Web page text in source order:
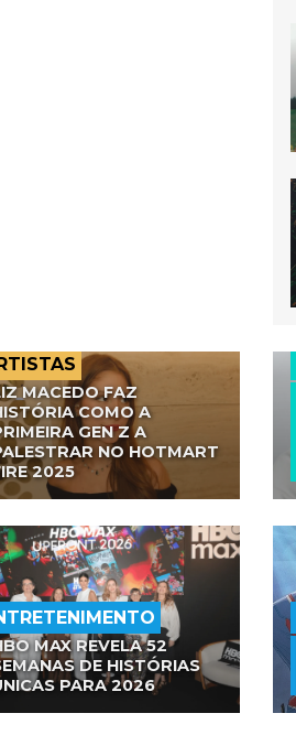
MACEDO FAZ
COMO A
GEN Z A
NO HOTMART
2025
MAX REVELA 52
DE HISTÓRIAS
PARA 2026